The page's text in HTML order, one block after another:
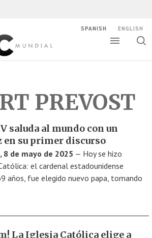
SPANISH ENGLISH
PREVOST
saluda al mundo con un
en su primer discurso
8 de mayo de 2025 — Hoy se hizo
el cardenal estadounidense
años, fue elegido nuevo papa, tomando
La Iglesia Católica elige a